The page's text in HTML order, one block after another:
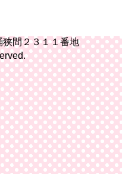
間２３１１番地